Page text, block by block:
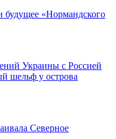
«Нормандского
Украины с Россией
шельф у острова
Северное